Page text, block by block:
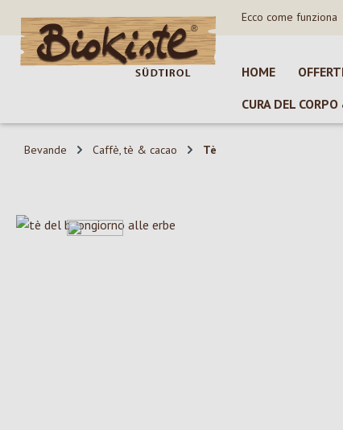
al contenuto principale
Salta alla ricerca
Passa alla navigazione principale Ecco come funziona
HOME
CURA DEL
Bevande Caffè, tè & cacao Tè
Salta la galleria di immagini